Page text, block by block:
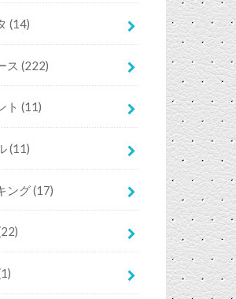
(14)
ス(222)
ト(11)
(11)
ング(17)